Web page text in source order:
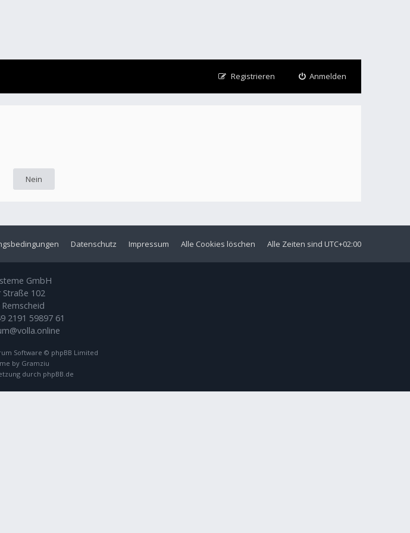
Anmelden
Registrieren
Alle Zeiten sind UTC+02:00
Alle Cookies löschen
Impressum
Datenschutz
GmbH
Straße 102
2191 59897 61
Software © phpBB Limited
by Gramziu
durch phpBB.de